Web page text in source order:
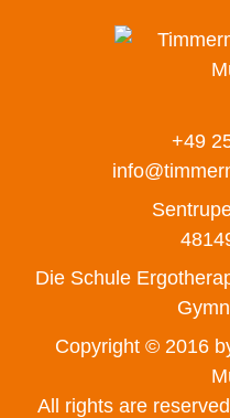
+49
Die Schule
Copyright © 2016
All rights are